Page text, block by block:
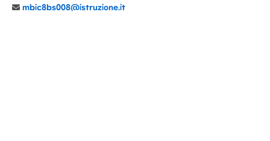
mbic8bs008@istruzione.it